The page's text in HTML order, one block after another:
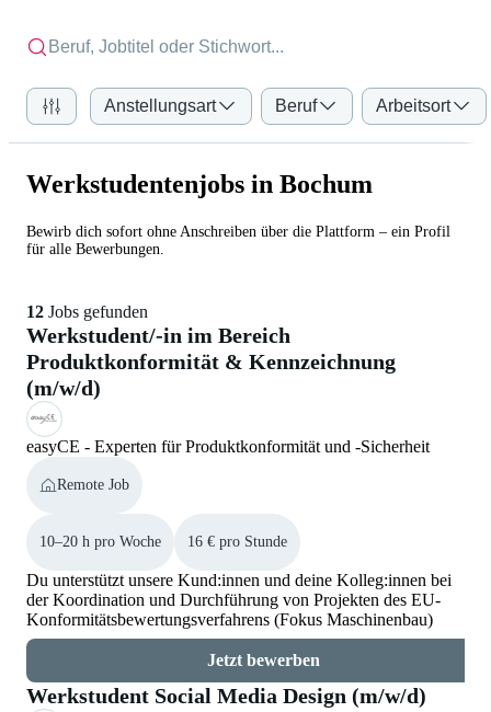
Anstellungsart Beruf Arbeitsort
Werkstudentenjobs in Bochum
Bewirb dich sofort ohne Anschreiben über die Plattform – ein Profil
für alle Bewerbungen.
12 Jobs gefunden
Werkstudent/-in im Bereich
Produktkonformität & Kennzeichnung
(m/w/d)
easyCE - Experten für Produktkonformität und -Sicherheit
Remote Job
10–20 h pro Woche 16 € pro Stunde
Du unterstützt unsere Kund:innen und deine Kolleg:innen bei
der Koordination und Durchführung von Projekten des EU-
Konformitätsbewertungsverfahrens (Fokus Maschinenbau)
Jetzt bewerben
Werkstudent Social Media Design (m/w/d)